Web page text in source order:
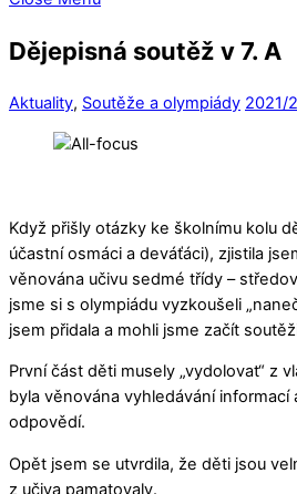
Dějepisná soutěž v 7. A
Aktuality, Soutěže a olympiády 2021/
Když přišly otázky ke školnímu kolu
účastní osmáci a deváťáci), zjistila
věnována učivu sedmé třídy –
jsme si s olympiádu vyzkoušeli
jsem přidala a mohli jsme začít
První část děti musely „vydolovat“ z
byla věnována vyhledávání informací
odpovědí.
Opět jsem se utvrdila, že děti jsou
z učiva pamatovaly.